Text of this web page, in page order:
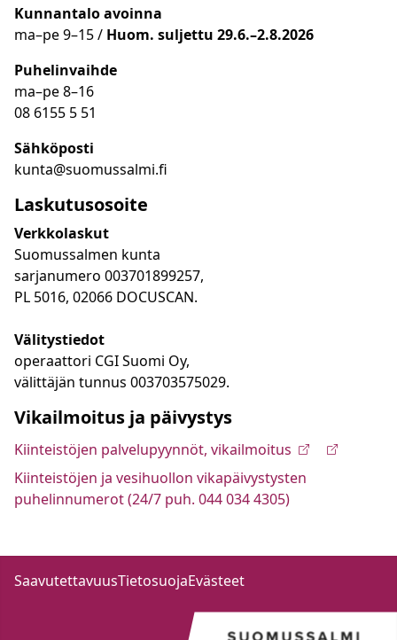
Kunnantalo avoinna
ma–pe 9–15 / Huom. suljettu 29.6.–2.8.2026
Puhelinvaihde
ma–pe 8–16
08 6155 5 51
Sähköposti
kunta@suomussalmi.fi
Laskutusosoite
Verkkolaskut
Suomussalmen kunta
sarjanumero 003701899257,
PL 5016, 02066 DOCUSCAN.
Välitystiedot
operaattori CGI Suomi Oy,
välittäjän tunnus 003703575029.
Vikailmoitus ja päivystys
Kiinteistöjen palvelupyynnöt, vikailmoitus
Kiinteistöjen ja vesihuollon vikapäivystysten
puhelinnumerot (24/7 puh. 044 034 4305)
SaavutettavuusTietosuojaEvästeet